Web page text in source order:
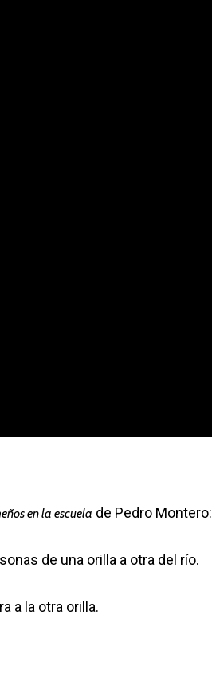
en la escuela de Pedro Montero:
de una orilla a otra del río.
a la otra orilla.